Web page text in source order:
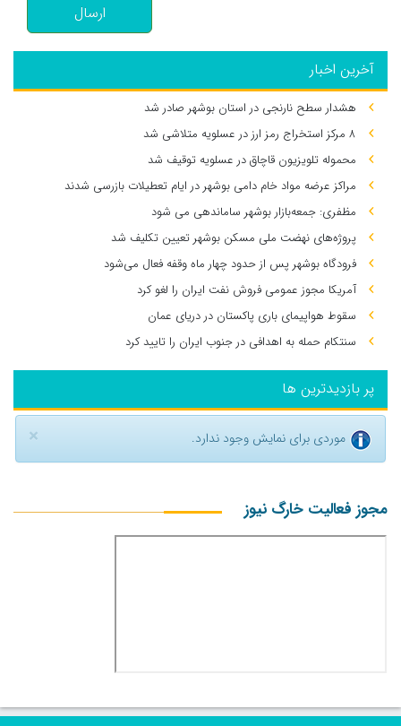
ارسال
آخرین اخبار
هشدار سطح نارنجی در استان بوشهر صادر شد
۸ مرکز استخراج رمز ارز در عسلویه متلاشی شد
محموله تلویزیون قاچاق در عسلویه توقیف شد
مراکز عرضه مواد خام دامی بوشهر در ایام تعطیلات بازرسی شدند
مظفری: جمعه‌بازار بوشهر ساماندهی می‌ شود
پروژه‌های نهضت ملی مسکن بوشهر تعیین تکلیف شد
فرودگاه بوشهر پس از حدود چهار ماه وقفه فعال می‌شود
آمریکا مجوز عمومی فروش نفت ایران را لغو کرد
سقوط هواپیمای باری پاکستان در دریای عمان
سنتکام حمله به اهدافی در جنوب ایران را تایید کرد
پر بازدیدترین ها
× موردی برای نمایش وجود ندارد.
مجوز فعالیت خارگ نیوز